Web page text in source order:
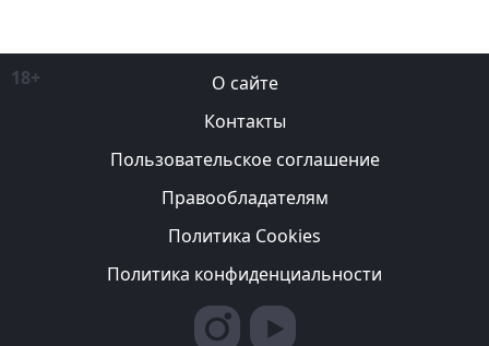
18+
О сайте
Контакты
Пользовательское соглашение
Правообладателям
Политика Cookies
Политика конфиденциальности